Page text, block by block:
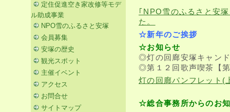
定住促進空き家改修等モデ
ル助成事業
NPO雪のふるさと安塚
会員募集
安塚の歴史
観光スポット
主催イベント
アクセス
お問合せ
サイトマップ
｢NPO雪のふるさと安
た。
☆新年のご挨拶
☆お知らせ
◎灯の回廊安塚キャン
◎第１２回歌声喫茶【
灯の回廊パンフレット(
☆総合事務所からのお